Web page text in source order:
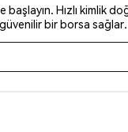
Hızlı kimlik
bir borsa sağlar.